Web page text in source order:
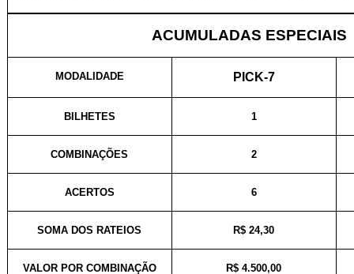
ACUMULADAS ESPECIAIS
MODALIDADE PICK-7
BILHETES 1
COMBINAÇÕES 2
ACERTOS 6
SOMA DOS RATEIOS R$ 24,30
VALOR POR COMBINAÇÃO R$ 4.500,00